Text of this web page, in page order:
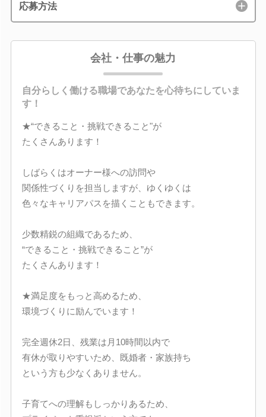
応募方法
会社・仕事の魅力
自分らしく働ける職場であなたを心待ちにしていま
す！
★“できること・挑戦できること"が
たくさんあります！
しばらくはオーナー様への訪問や
関係性づくりを担当しますが、ゆくゆくは
色々なキャリアパスを描くこともできます。
少数精鋭の組織であるため、
“できること・挑戦できること”が
たくさんあります！
★満足度をもっと高めるため、
環境づくりに励んでいます！
完全週休2日、残業は月10時間以内で
有休が取りやすいため、既婚者・家族持ち
という方も少なくありません。
子育てへの理解もしっかりあるため、